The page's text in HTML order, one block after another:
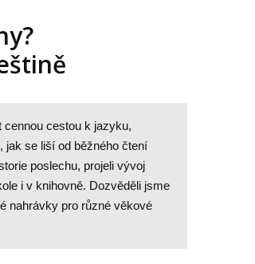
cestou k jazyku,
jak se liší od běžného čtení
poslechu, projeli vývoj
i v knihovně. Dozvěděli jsme
nahrávky pro různé věkové